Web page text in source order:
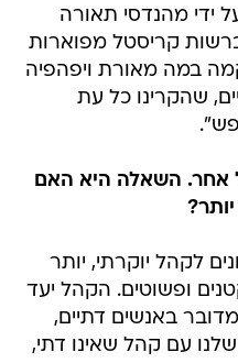
ידי מהנדסי תאורה
קריסטל מפוארות
במה מאורת ויפהפיה
שהקרינו כל עת
אחר. השאלה היא האם
לקהל יוקרתי, יותר
ופשוטים. הקהל יעד
באנשים דתיים,
עם קהל שאינו דתי,